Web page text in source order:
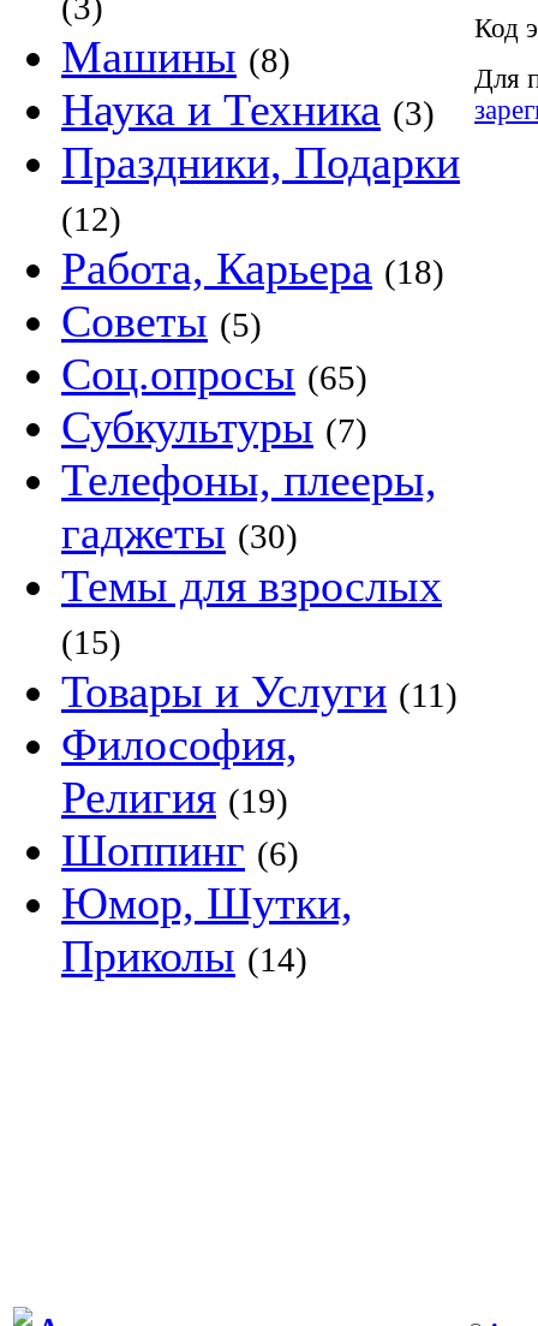
Машины (8)
Наука и Техника (3)
Праздники, Подарки
(12)
Работа, Карьера (18)
Советы (5)
Соц.опросы (65)
Субкультуры (7)
Телефоны, плееры,
гаджеты (30)
Темы для взрослых
(15)
Товары и Услуги (11)
Философия,
Религия (19)
Шоппинг (6)
Юмор, Шутки,
Приколы (14)
Код
Для